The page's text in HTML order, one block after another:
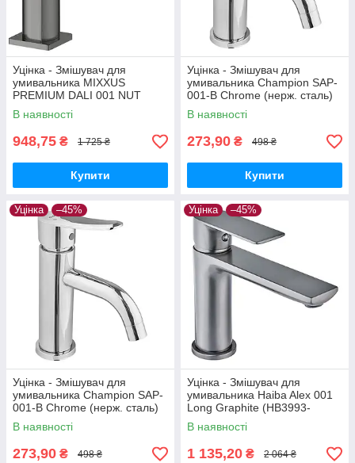
Уцінка - Змішувач для
умивальника MIXXUS
PREMIUM DALI 001 NUT
GRAPHITE (Колір графіт)
(MI6756-20260715-9443)
В наявності
948,75 ₴ 1 725 ₴
Купити
Уцінка - Змішувач для
умивальника Champion SAP-
001-B Chrome (нерж. сталь)
(CH6157-20260716-10424)
В наявності
273,90 ₴ 498 ₴
Купити
Уцінка –45%
Уцінка - Змішувач для
умивальника Champion SAP-
001-B Chrome (нерж. сталь)
(CH6157-20260715-10520)
В наявності
273,90 ₴ 498 ₴
Уцінка –45%
Уцінка - Змішувач для
умивальника Haiba Alex 001
Long Graphite (HB3993-
20260604-7971)
В наявності
1 135,20 ₴ 2 064 ₴